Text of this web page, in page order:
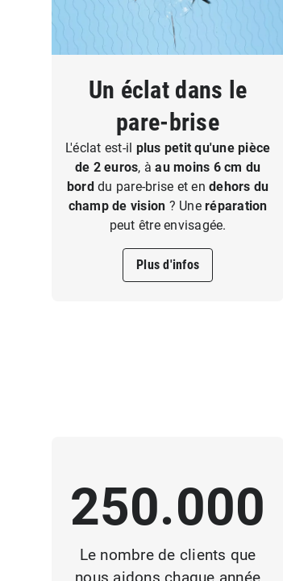
Un éclat dans le
pare-brise
L'éclat est-il plus petit qu'une pièce
de 2 euros, àau moins 6 cm du
borddu pare-brise et en dehors du
champ de vision ? Une réparation
peut être envisagée.
Plus d'infos
250.000
Le nombre de clients que
nous aidons chaque année